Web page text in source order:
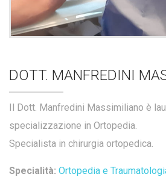
DOTT. MANFREDINI
Il Dott. Manfredini Massimiliano è
specializzazione in Ortopedia.
Specialista in chirurgia ortopedica.
Specialità: Ortopedia e